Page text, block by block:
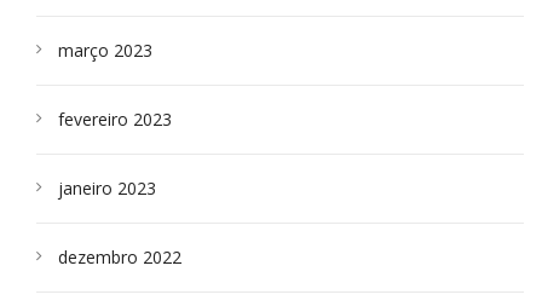
março 2023
fevereiro 2023
janeiro 2023
dezembro 2022